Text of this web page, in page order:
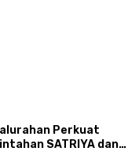
Perkuat
SATRIYA dan